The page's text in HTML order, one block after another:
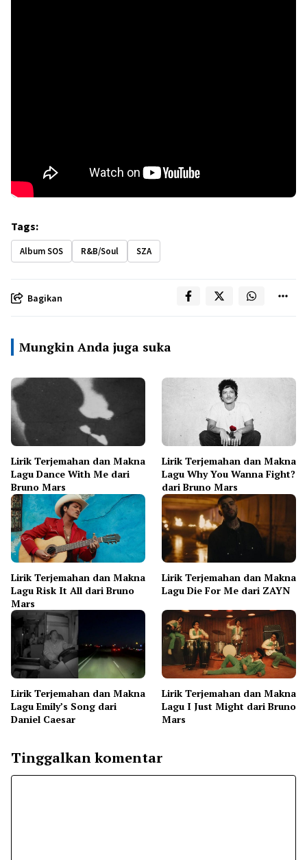
Tags:
Album SOS R&B/Soul SZA
Bagikan
Mungkin Anda juga suka
Lirik Terjemahan dan Makna
Lagu Dance With Me dari
Bruno Mars
Lirik Terjemahan dan Makna
Lagu Why You Wanna Fight?
dari Bruno Mars
Lirik Terjemahan dan Makna
Lagu Risk It All dari Bruno
Mars
Lirik Terjemahan dan Makna
Lagu Die For Me dari ZAYN
Lirik Terjemahan dan Makna
Lagu Emily’s Song dari
Daniel Caesar
Lirik Terjemahan dan Makna
Lagu I Just Might dari Bruno
Mars
Tinggalkan komentar
Komentar